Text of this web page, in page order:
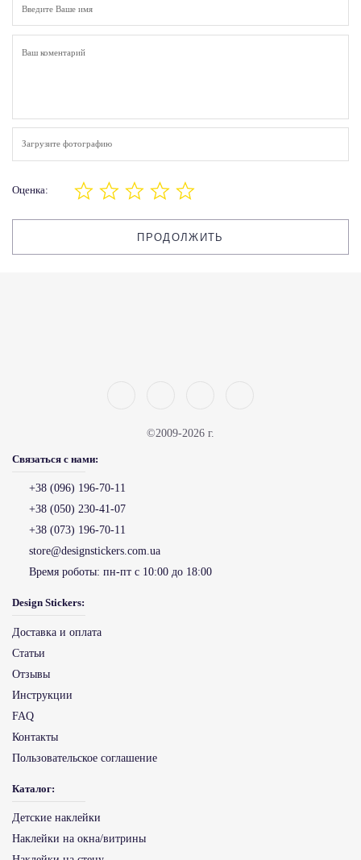
Загрузите фотографию
Оценка:
ПРОДОЛЖИТЬ
©2009-2026 г.
Связаться с нами:
+38 (096) 196-70-11
+38 (050) 230-41-07
+38 (073) 196-70-11
store@designstickers.com.ua
Время роботы: пн-пт с 10:00 до 18:00
Design Stickers:
Доставка и оплата
Статьи
Отзывы
Инструкции
FAQ
Контакты
Пользовательское соглашение
Каталог:
Детские наклейки
Наклейки на окна/витрины